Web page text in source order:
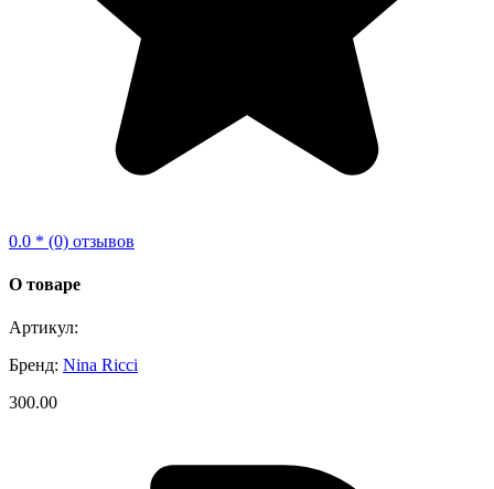
0.0 * (0) отзывов
О товаре
Артикул:
Бренд: Nina Ricci
300.00